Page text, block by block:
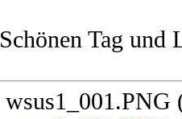
Schönen Tag und
wsus1_001.PNG